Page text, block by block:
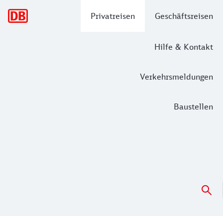
Privatreisen Geschäftsreisen
Hilfe & Kontakt
Verkehrsmeldungen
Baustellen